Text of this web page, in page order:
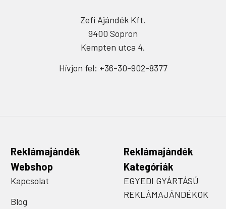
Zefi Ajándék Kft.
9400 Sopron
Kempten utca 4.
Hívjon fel: +36-30-902-8377
Reklámajándék
Webshop
Kapcsolat
Blog
Reklámajándék
Kategóriák
EGYEDI GYÁRTÁSÚ
REKLÁMAJÁNDÉKOK